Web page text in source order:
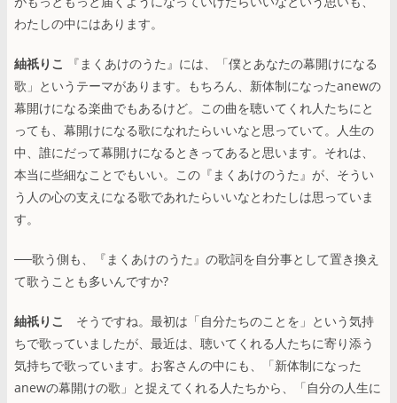
わたしの中にはあります。
紬祇りこ
『まくあけのうた』には、「僕とあなたの幕開けになる
歌」というテーマがあります。もちろん、新体制になったanewの
幕開けになる楽曲でもあるけど。この曲を聴いてくれ人たちにと
っても、幕開けになる歌になれたらいいなと思っていて。人生の
中、誰にだって幕開けになるときってあると思います。それは、
本当に些細なことでもいい。この『まくあけのうた』が、そうい
う人の心の支えになる歌であれたらいいなとわたしは思っていま
す。
──歌う側も、『まくあけのうた』の歌詞を自分事として置き換え
て歌うことも多いんですか?
紬祇りこ
そうですね。最初は「自分たちのことを」という気持
ちで歌っていましたが、最近は、聴いてくれる人たちに寄り添う
気持ちで歌っています。お客さんの中にも、「新体制になった
anewの幕開けの歌」と捉えてくれる人たちから、「自分の人生に